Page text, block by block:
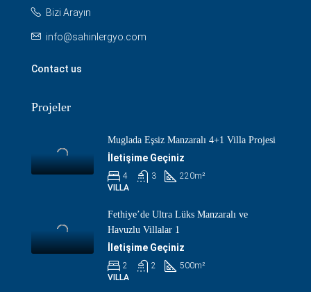
Bizi Arayın
info@sahinlergyo.com
Contact us
Projeler
Muglada Eşsiz Manzaralı 4+1 Villa Projesi
İletişime Geçiniz
4 3 220m²
VILLA
Fethiye’de Ultra Lüks Manzaralı ve
Havuzlu Villalar 1
İletişime Geçiniz
2 2 500m²
VILLA